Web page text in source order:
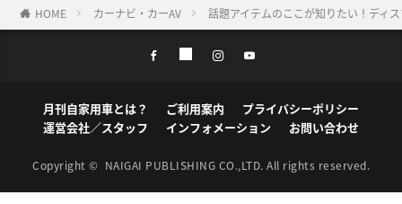
HOME カーナビ・カーAV 話題アイテムのここが知りたい！ディ
月刊自家用車とは？ ご利用案内
プライバシーポリシー
運営会社／スタッフ
インフォメーション お問い合わせ
Copyright © NAIGAI PUBLISHING CO.,LTD. All rights reserved.